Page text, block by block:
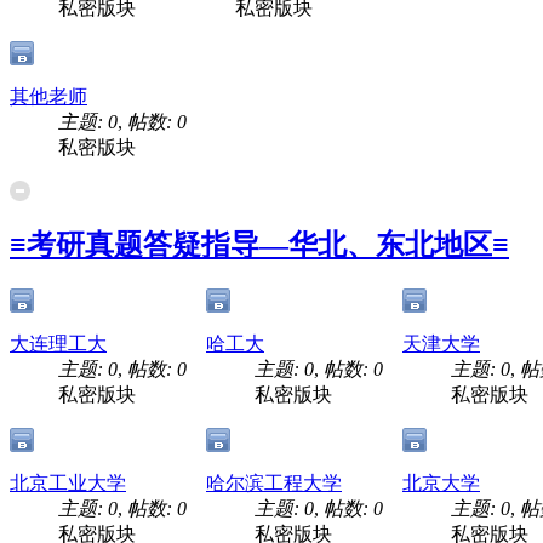
私密版块
私密版块
其他老师
主题: 0, 帖数: 0
私密版块
≡考研真题答疑指导—华北、东北地区≡
大连理工大
主题: 0, 帖数: 0
私密版块
哈工大
主题: 0, 帖数: 0
私密版块
天津大学
主题: 0,
私密版块
北京工业大学
主题: 0, 帖数: 0
私密版块
哈尔滨工程大学
主题: 0, 帖数: 0
私密版块
北京大学
主题: 0,
私密版块